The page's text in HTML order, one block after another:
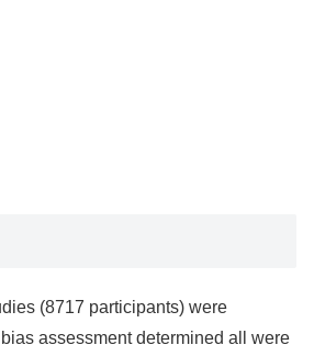
(8717 participants) were
assessment determined all were